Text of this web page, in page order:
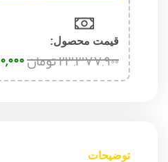
قیمت محصول:​
۲۳,۳۷۷,۹۰۰تومان
توضیحات